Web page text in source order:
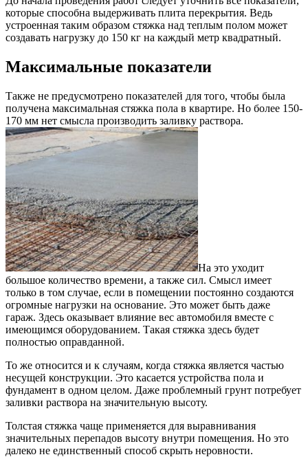
которые способна выдерживать плита перекрытия. Ведь
устроенная таким образом стяжка над теплым полом может
создавать нагрузку до 150 кг на каждый метр квадратный.
Максимальные показатели
Также не предусмотрено показателей для того, чтобы была
получена максимальная стяжка пола в квартире. Но более 150-
170 мм нет смысла производить заливку раствора.
На это уходит
большое количество времени, а также сил. Смысл имеет
только в том случае, если в помещении постоянно создаются
огромные нагрузки на основание. Это может быть даже
гараж. Здесь оказывает влияние вес автомобиля вместе с
имеющимся оборудованием. Такая стяжка здесь будет
полностью оправданной.
То же относится и к случаям, когда стяжка является частью
несущей конструкции. Это касается устройства пола и
фундамент в одном целом. Даже проблемный грунт потребует
заливки раствора на значительную высоту.
Толстая стяжка чаще применяется для выравнивания
значительных перепадов высоту внутри помещения. Но это
далеко не единственный способ скрыть неровности.